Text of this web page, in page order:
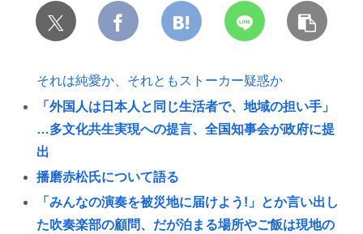
それは純愛か、それともストーカー疑惑か
「外国人は日本人と同じ生活者で、地域の担い手」
…多文化共生実現への提言、全国知事会が政府に提
出
播磨赤松氏について語る
「みんなの演奏を被災地に届けよう!」とか言い出し
た吹奏楽部の顧問、だが泊まる場所やご飯は現地の